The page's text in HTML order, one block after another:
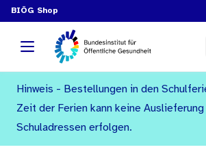
BIÖG Shop
Hinweis - Bestellungen in den
Zeit der Ferien kann keine Auslieferung
Schuladressen erfolgen.